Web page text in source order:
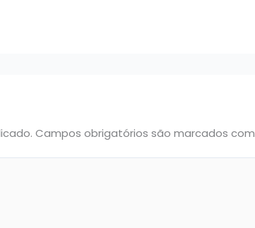
Campos obrigatórios são marcados com